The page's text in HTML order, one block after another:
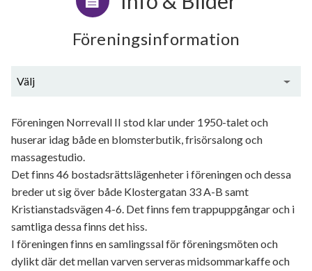
Föreningsinformation
Välj
Föreningen Norrevall II stod klar under 1950-talet och
huserar idag både en blomsterbutik, frisörsalong och
massagestudio.
Det finns 46 bostadsrättslägenheter i föreningen och dessa
breder ut sig över både Klostergatan 33 A-B samt
Kristianstadsvägen 4-6. Det finns fem trappuppgångar och i
samtliga dessa finns det hiss.
I föreningen finns en samlingssal för föreningsmöten och
dylikt där det mellan varven serveras midsommarkaffe och